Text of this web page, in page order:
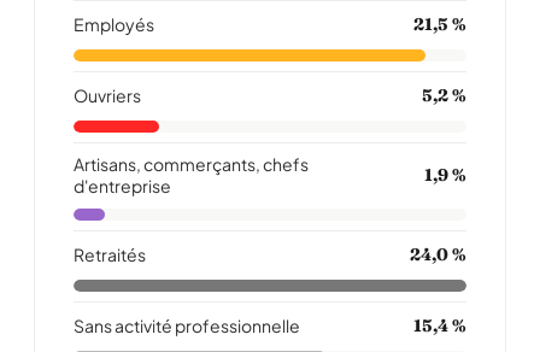
Employés 21,5 %
Ouvriers 5,2 %
Artisans, commerçants, chefs
d'entreprise
1,9 %
Retraités 24,0 %
Sans activité professionnelle 15,4 %